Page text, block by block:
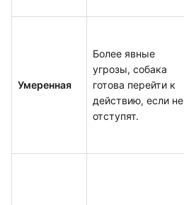
Умеренная
Более явные
угрозы, собака
готова перейти к
действию, если не
отступят.